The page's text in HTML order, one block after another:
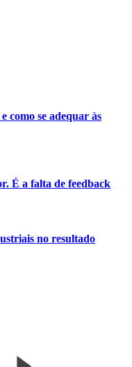
como se adequar às
É a falta de feedback
no resultado